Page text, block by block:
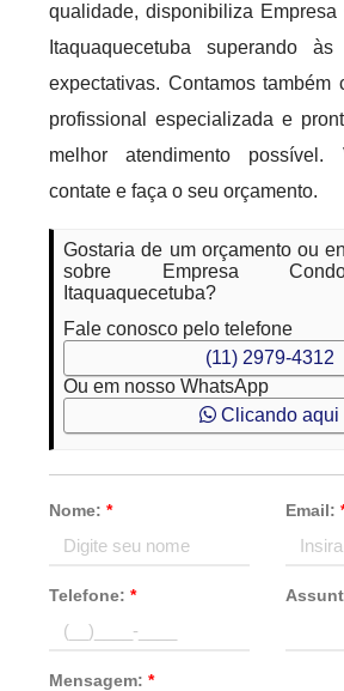
qualidade, disponibiliza
Itaquaquecetuba superando
expectativas. Contamos também
profissional especializada e
melhor atendimento
contate e faça o seu orçamento.
Gostaria de um orçamento ou
sobre Empresa
Itaquaquecetuba?
Fale conosco pelo telefone
(11) 2979-4312
Ou em nosso WhatsApp
Clicando aqui
Nome:* Email:
Telefone:*
Mensagem:*